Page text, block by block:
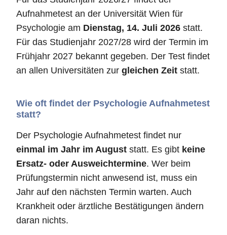
Aufnahmetest an der Universität Wien für
Psychologie am Dienstag, 14. Juli 2026 statt.
Für das Studienjahr 2027/28 wird der Termin im
Frühjahr 2027 bekannt gegeben. Der Test findet
an allen Universitäten zur gleichen Zeit statt.
Wie oft findet der Psychologie Aufnahmetest
statt?
Der Psychologie Aufnahmetest findet nur
einmal im Jahr im August statt. Es gibt keine
Ersatz- oder Ausweichtermine. Wer beim
Prüfungstermin nicht anwesend ist, muss ein
Jahr auf den nächsten Termin warten. Auch
Krankheit oder ärztliche Bestätigungen ändern
daran nichts.